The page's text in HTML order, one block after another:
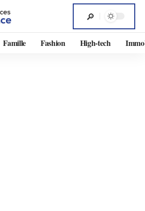
Famille Fashion High-tech